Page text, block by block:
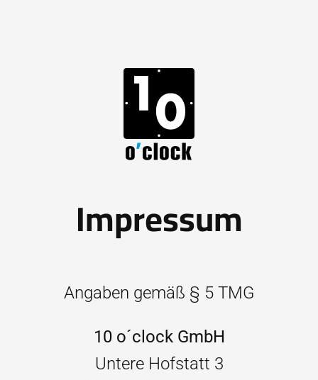
Impressum
Angaben gemäß § 5 TMG
10 o´clock GmbH
Untere Hofstatt 3